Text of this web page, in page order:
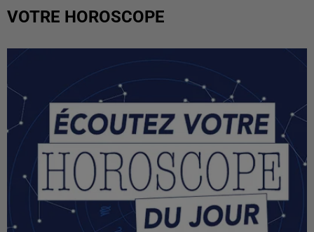
VOTRE HOROSCOPE